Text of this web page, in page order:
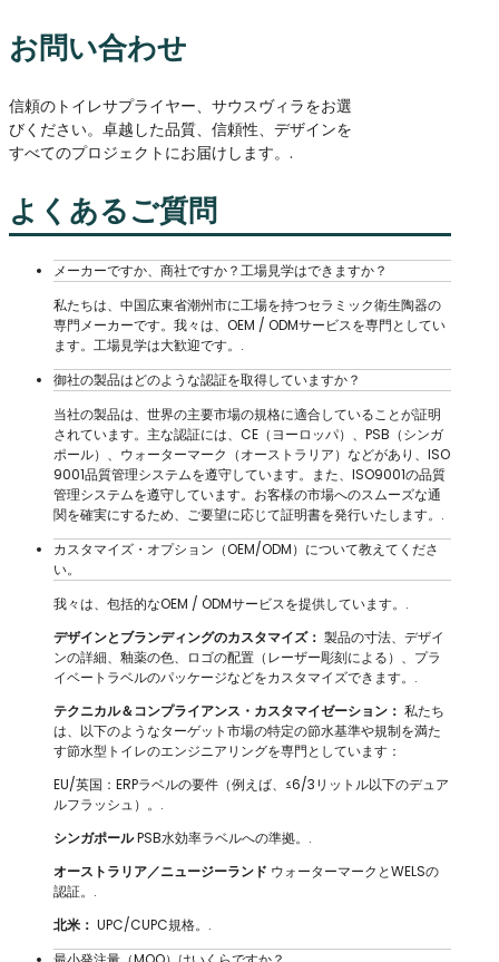
お問い合わせ
信頼のトイレサプライヤー、サウスヴィラをお選
びください。卓越した品質、信頼性、デザインを
すべてのプロジェクトにお届けします。.
よくあるご質問
メーカーですか、商社ですか？工場見学はできますか？
私たちは、中国広東省潮州市に工場を持つセラミック衛生陶器の
専門メーカーです。我々は、OEM / ODMサービスを専門としてい
ます。工場見学は大歓迎です。.
御社の製品はどのような認証を取得していますか？
当社の製品は、世界の主要市場の規格に適合していることが証明
されています。主な認証には、CE（ヨーロッパ）、PSB（シンガ
ポール）、ウォーターマーク（オーストラリア）などがあり、ISO
9001品質管理システムを遵守しています。また、ISO9001の品質
管理システムを遵守しています。お客様の市場へのスムーズな通
関を確実にするため、ご要望に応じて証明書を発行いたします。.
カスタマイズ・オプション（OEM/ODM）について教えてくださ
い。
我々は、包括的なOEM / ODMサービスを提供しています。.
デザインとブランディングのカスタマイズ： 製品の寸法、デザイ
ンの詳細、釉薬の色、ロゴの配置（レーザー彫刻による）、プラ
イベートラベルのパッケージなどをカスタマイズできます。.
テクニカル＆コンプライアンス・カスタマイゼーション： 私たち
は、以下のようなターゲット市場の特定の節水基準や規制を満た
す節水型トイレのエンジニアリングを専門としています：
EU/英国：ERPラベルの要件（例えば、≤6/3リットル以下のデュア
ルフラッシュ）。.
シンガポールPSB水効率ラベルへの準拠。.
オーストラリア／ニュージーランド ウォーターマークとWELSの
認証。.
北米： UPC/CUPC規格。.